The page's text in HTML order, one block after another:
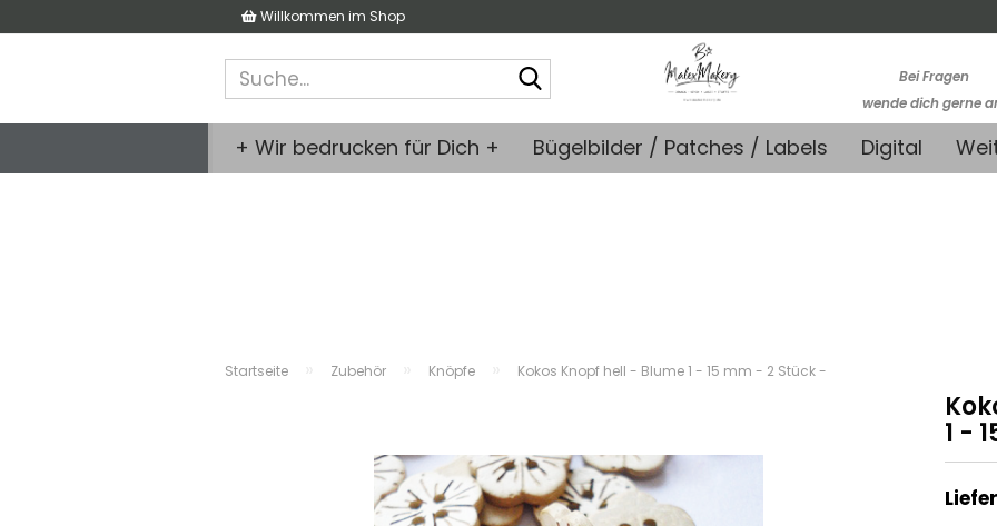
Willkommen im Shop
Bei Fragen
wende dich gerne
-Kein telefonischer
+ Wir bedrucken für Dich + Bügelbilder / Patches / Labels Digital
Startseite Zubehör Knöpfe Kokos Knopf hell - Blume 1 - 15 mm - 2 Stück -
1 -